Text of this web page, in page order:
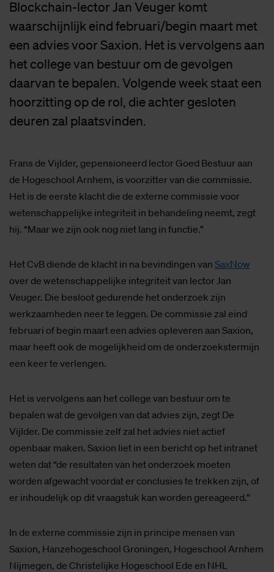
Blockchain-lector Jan Veuger komt
waarschijnlijk eind februari/begin maart met
een advies voor Saxion. Het is vervolgens aan
het college van bestuur om de gevolgen
daarvan te bepalen. Volgende week staat een
hoorzitting op de rol, die achter gesloten
deuren zal plaatsvinden.
Frans de Vijlder, gepensioneerd lector Goed Bestuur aan
de Hogeschool Arnhem, is voorzitter van die commissie.
Het is de eerste klacht die de externe commissie voor
wetenschappelijke integriteit in behandeling neemt, zegt
hij. “Maar we zijn ook nog niet lang in functie.”
Het CvB diende de klacht in na bevindingen van SaxNow
over de wetenschappelijke integriteit van lector Jan
Veuger. Die besloot gedurende het onderzoek zijn
werkzaamheden neer te leggen. De commissie zal eind
februari of begin maart een advies opleveren aan Saxion,
maar heeft ook de mogelijkheid om de onderzoekstermijn
een keer te verlengen.
Het is vervolgens aan het college van bestuur om te
bepalen wat de gevolgen van dat advies zijn, zegt De
Vijlder. De commissie zelf zal het advies niet actief
openbaar maken. Saxion liet in een bericht op het intranet
weten dat “de resultaten van het onderzoek moeten
worden afgewacht voordat er conclusies te trekken zijn, of
er inhoudelijk op dit vraagstuk kan worden gereageerd.”
In de externe commissie zijn in principe mensen van
Saxion, Hanzehogeschool Groningen, Hogeschool Arnhem
Nijmegen, de Christelijke Hogeschool Ede en NHL